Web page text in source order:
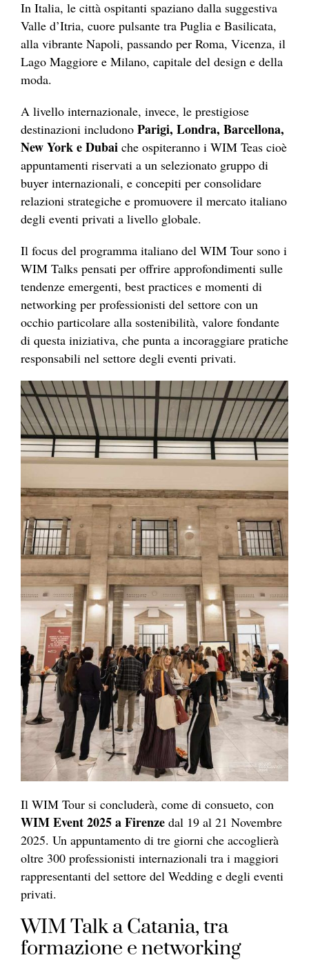
In Italia, le città ospitanti spaziano dalla suggestiva
Valle d’Itria, cuore pulsante tra Puglia e Basilicata,
alla vibrante Napoli, passando per Roma, Vicenza, il
Lago Maggiore e Milano, capitale del design e della
moda.
A livello internazionale, invece, le prestigiose
destinazioni includono Parigi, Londra, Barcellona,
New York e Dubai che ospiteranno i WIM Teas cioè
appuntamenti riservati a un selezionato gruppo di
buyer internazionali, e concepiti per consolidare
relazioni strategiche e promuovere il mercato italiano
degli eventi privati a livello globale.
Il focus del programma italiano del WIM Tour sono i
WIM Talks pensati per offrire approfondimenti sulle
tendenze emergenti, best practices e momenti di
networking per professionisti del settore con un
occhio particolare alla sostenibilità, valore fondante
di questa iniziativa, che punta a incoraggiare pratiche
responsabili nel settore degli eventi privati.
Il WIM Tour si concluderà, come di consueto, con
WIM Event 2025 a Firenze dal 19 al 21 Novembre
2025. Un appuntamento di tre giorni che accoglierà
oltre 300 professionisti internazionali tra i maggiori
rappresentanti del settore del Wedding e degli eventi
privati.
WIM Talk a Catania, tra
formazione e networking